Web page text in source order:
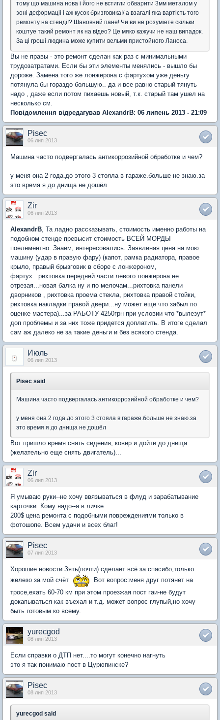
тому що машина нова i його не встигли обварити 3мм металом у
зонi деформацii i аж кусок бризговика!/ а взагалi яка вартiсть того
ремонту на стендi!? Шановний пане! Чи ви не розумiете скiльки
коштуе такий ремонт як на вiдео? Це мяко кажучи не наш випадок.
За цi грошi людина може купити вельми пристойного Ланоса.
Вы не правы - это ремонт сделан как раз с минимальными
трудозатратами. Если бы эти элементы менялись - вышло бы
дороже. Замена того же лонжерона с фартухом уже деньгу
потянула бы гораздо большую.. да и все равно старый тянуть
надо , даже если потом пихаешь новый, т.к. старый там ушел на
несколько см.
Повідомлення відредагував AlexandrB: 06 липень 2013 - 21:09
Pisec
06 лип 2013
Машина часто подвергалась антикоррозийной обработке и чем?
у меня она 2 года.до этого 3 стояла в гараже.больше не знаю.за
это время я до днища не дошёл
Zir
06 лип 2013
AlexandrB, Та ладно рассказывать, стоимость именно работы на
подобном стенде превысит стоимость ВСЕЙ МОРДЫ
поелементно. Знаем, интересовались. Заявленая цена на мою
машину (удар в правую фару) (капот, рамка радиатора, правое
крыло, правый брызговик в сборе с лонжероном,
фартух...рихтовка передней части левого лонжерона не
отрезая...новая балка ну и по мелочам...рихтовка панели
дворников , рихтовка проема стекла, рихтовка правой стойки,
рихтовка накладки правой двери...ну может еще что забыл по
оценке мастера)...за РАБОТУ 4250грн при условии что *вылезут*
доп проблемы и за них тоже придется доплатить. В итоге сделал
сам аж далеко не за такие деньги и без всякого стенда.
Июль
06 лип 2013
Pisec said
Машина часто подвергалась антикоррозийной обработке и чем?
у меня она 2 года.до этого 3 стояла в гараже.больше не знаю.за
это время я до днища не дошёл
Вот пришло время снять сидения, ковер и дойти до днища
(желательно еще снять двигатель)...
Zir
06 лип 2013
Я умываю руки--не хочу ввязываться в флуд и зарабатывание
карточки. Кому надо--я в личке.
200$ цена ремонта с подобными повреждениями только в
фотошопе. Всем удачи и всех благ!
Pisec
07 лип 2013
Хорошие новости.Зять(почти) сделает всё за спасибо,только
железо за мой счёт
Вот вопрос:меня друг потянет на
тросе,ехать 60-70 км при этом проезжая пост гаи-не будут
докапываться как въехал и т.д. может вопрос глупый,но хочу
быть готовым ко всему.
yurecgod
08 лип 2013
Если справки о ДТП нет....то могут конечно нагнуть
это я так понимаю пост в Цурюпинске?
Pisec
08 лип 2013
yurecgod said